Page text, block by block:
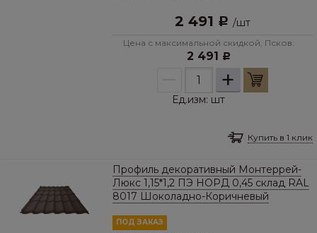
2 491 Р /шт
Цена с максимальной скидкой, Псков:
2 491 Р
+
Ед.изм: шт
Купить в 1 клик
Профиль декоративный Монтеррей-
Люкс 1,15*1,2 ПЭ НОРД 0,45 склад RAL
8017 Шоколадно-Коричневый
ПОД ЗАКАЗ